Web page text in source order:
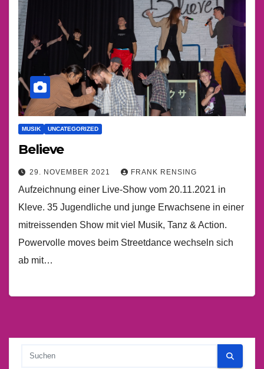
MUSIK UNCATEGORIZED
Believe
29. NOVEMBER 2021 FRANK RENSING
Aufzeichnung einer Live-Show vom 20.11.2021 in
Kleve. 35 Jugendliche und junge Erwachsene in einer
mitreissenden Show mit viel Musik, Tanz & Action.
Powervolle moves beim Streetdance wechseln sich
ab mit…